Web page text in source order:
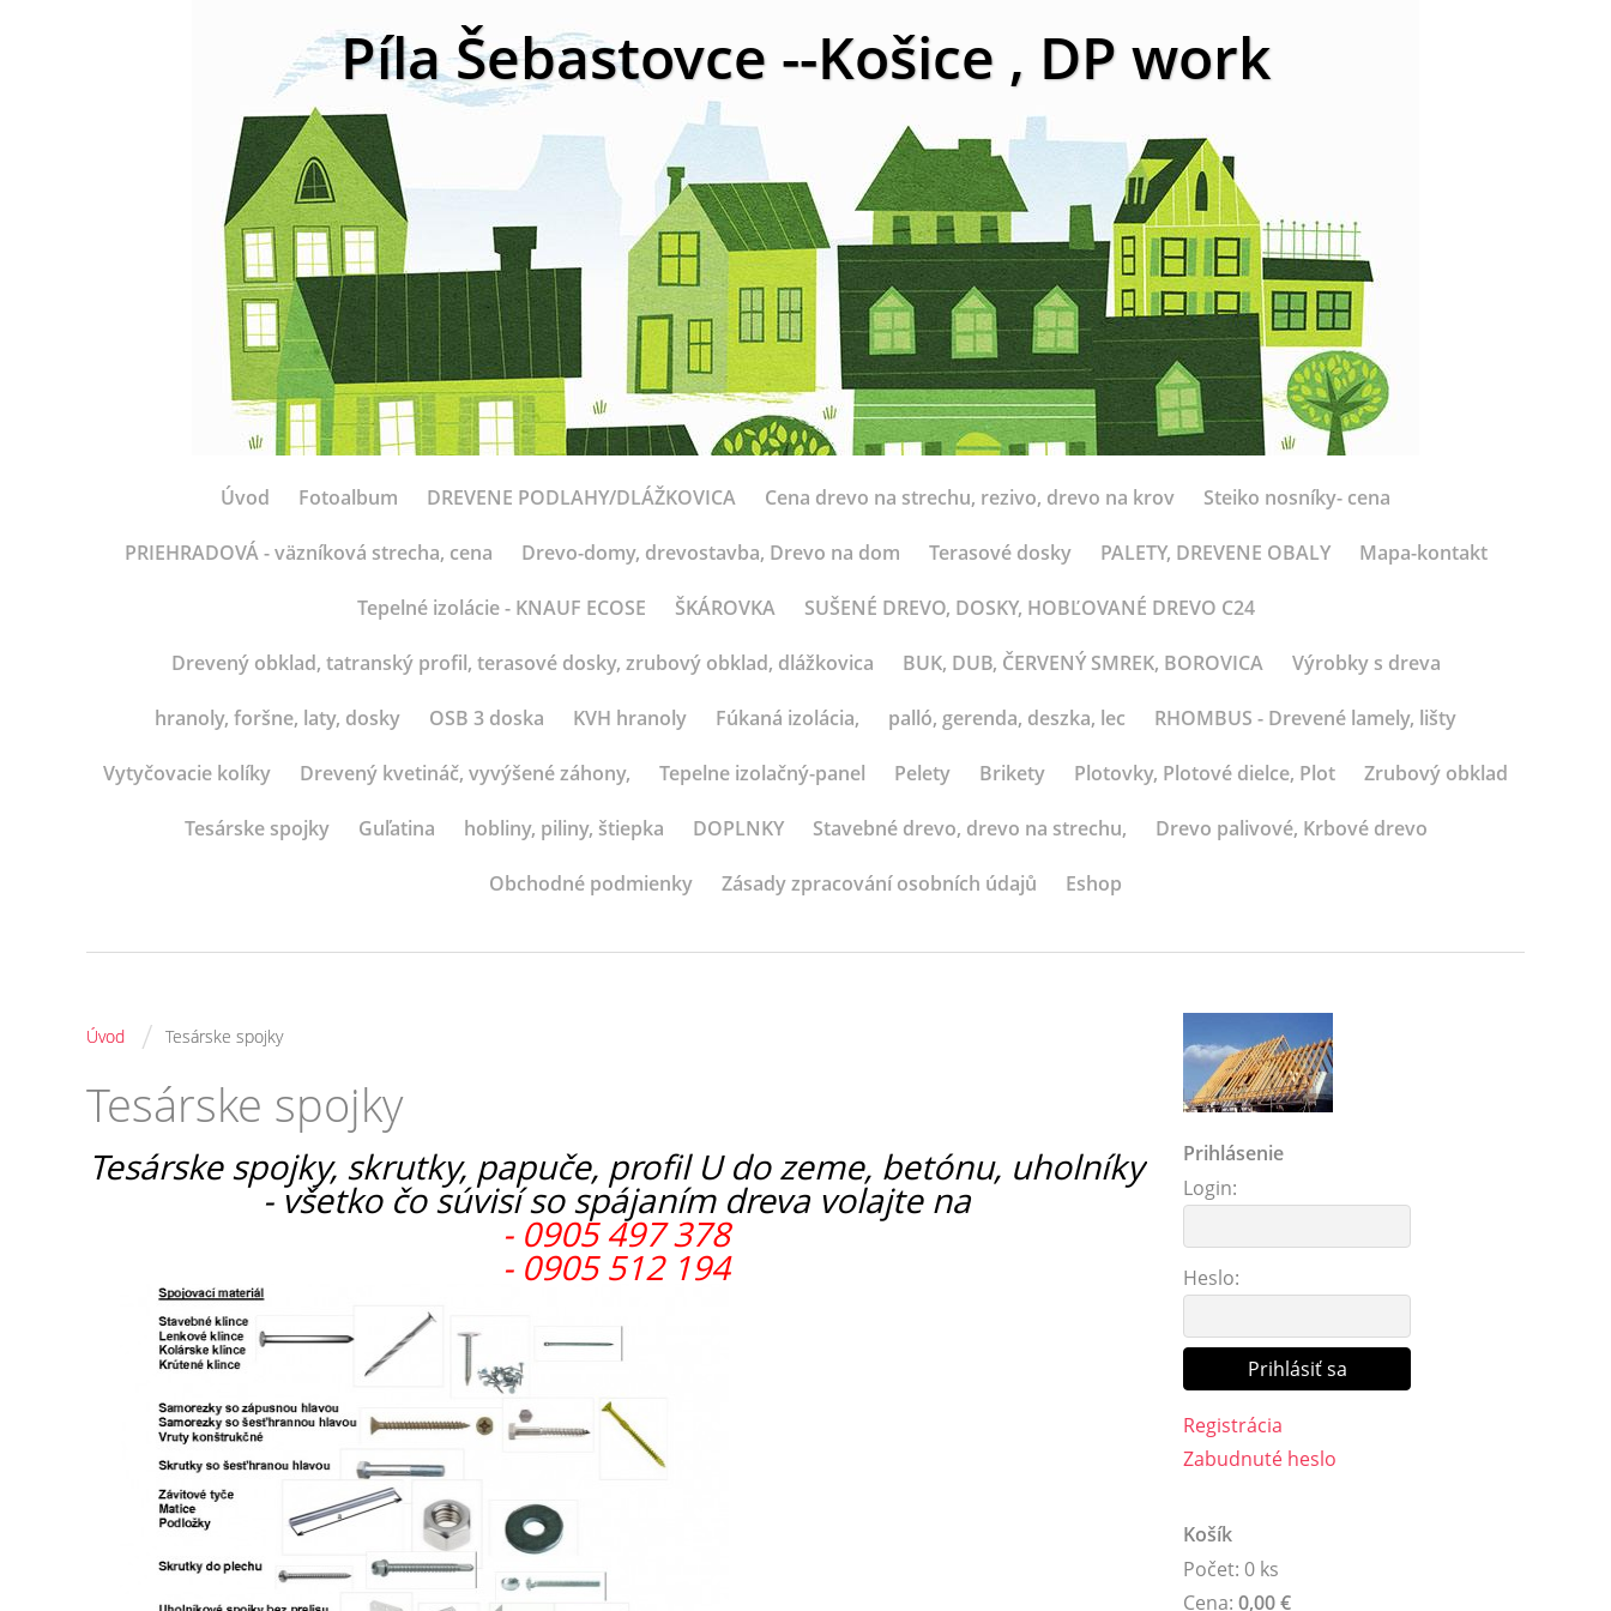
Píla Šebastovce --Košice , DP work
Úvod Fotoalbum DREVENE PODLAHY/DLÁŽKOVICA Cena drevo na strechu, rezivo, drevo na krov Steiko nosníky- cena
PRIEHRADOVÁ - väzníková strecha, cena Drevo-domy, drevostavba, Drevo na dom Terasové dosky PALETY, DREVENE OBALY Mapa-kontakt
Tepelné izolácie - KNAUF ECOSE ŠKÁROVKA SUŠENÉ DREVO, DOSKY, HOBĽOVANÉ DREVO C24
Drevený obklad, tatranský profil, terasové dosky, zrubový obklad, dlážkovica BUK, DUB, ČERVENÝ SMREK, BOROVICA Výrobky s dreva
hranoly, foršne, laty, dosky OSB 3 doska KVH hranoly Fúkaná izolácia, palló, gerenda, deszka, lec RHOMBUS - Drevené lamely, lišty
Vytyčovacie kolíky Drevený kvetináč, vyvýšené záhony, Tepelne izolačný-panel Pelety Brikety Plotovky, Plotové dielce, Plot Zrubový obklad
Tesárske spojky Guľatina hobliny, piliny, štiepka DOPLNKY Stavebné drevo, drevo na strechu, Drevo palivové, Krbové drevo
Obchodné podmienky Zásady zpracování osobních údajů Eshop
Úvod / Tesárske spojky
Tesárske spojky
Tesárske spojky, skrutky, papuče, profil U do zeme, betónu, uholníky
- všetko čo súvisí so spájaním dreva volajte na
- 0905 497 378
- 0905 512 194
Prihlásenie
Login:
Heslo:
Registrácia
Zabudnuté heslo
Košík
Počet: 0 ks
Cena: 0,00 €